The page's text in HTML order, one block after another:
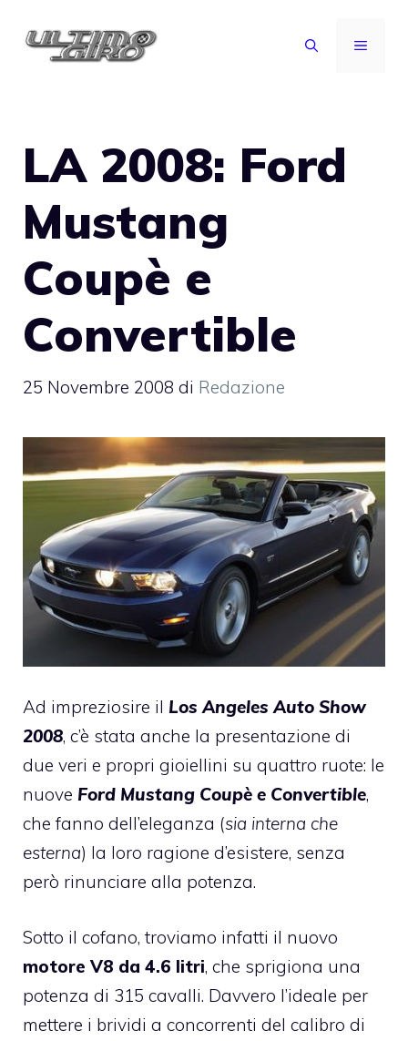
MENU
LA 2008: Ford
Mustang
Coupè e
Convertible
25 Novembre 2008 di Redazione
Ad impreziosire il Los Angeles Auto Show
2008, c’è stata anche la presentazione di
due veri e propri gioiellini su quattro ruote: le
nuove Ford Mustang Coupè e Convertible,
che fanno dell’eleganza (sia interna che
esterna) la loro ragione d’esistere, senza
però rinunciare alla potenza.
Sotto il cofano, troviamo infatti il nuovo
motore V8 da 4.6 litri, che sprigiona una
potenza di 315 cavalli. Davvero l’ideale per
mettere i brividi a concorrenti del calibro di